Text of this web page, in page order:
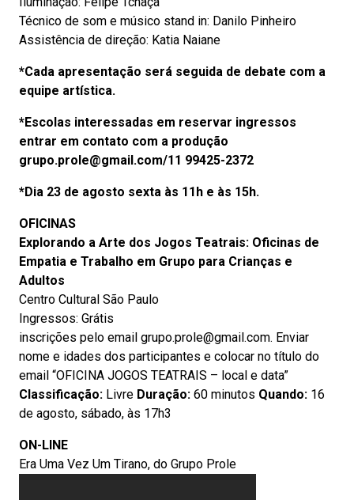
Técnico de som e músico stand in: Danilo Pinheiro
Assistência de direção: Katia Naiane
*Cada apresentação será seguida de debate com a
equipe artística.
*Escolas interessadas em reservar ingressos
entrar em contato com a produção
grupo.prole@gmail.com/11 99425-2372
*Dia 23 de agosto sexta às 11h e às 15h.
OFICINAS
Explorando a Arte dos Jogos Teatrais: Oficinas de
Empatia e Trabalho em Grupo para Crianças e
Adultos
Centro Cultural São Paulo
Ingressos: Grátis
inscrições pelo email grupo.prole@gmail.com. Enviar
nome e idades dos participantes e colocar no título do
email “OFICINA JOGOS TEATRAIS – local e data”
Classificação: Livre Duração: 60 minutos Quando: 16
de agosto, sábado, às 17h3
ON-LINE
Era Uma Vez Um Tirano, do Grupo Prole